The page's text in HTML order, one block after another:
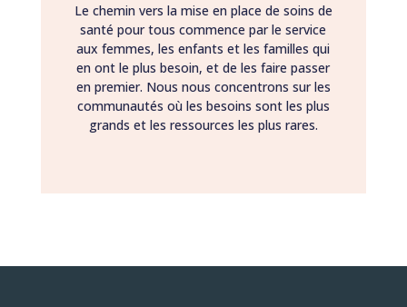
Le chemin vers la mise en place de soins de
santé pour tous commence par le service
aux femmes, les enfants et les familles qui
en ont le plus besoin, et de les faire passer
en premier. Nous nous concentrons sur les
communautés où les besoins sont les plus
grands et les ressources les plus rares.